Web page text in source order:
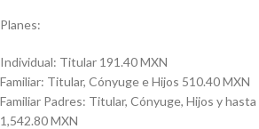
Planes:
Individual: Titular 191.40 MXN
Familiar: Titular, Cónyuge e Hijos 510.40 MXN
Familiar Padres: Titular, Cónyuge, Hijos y
1,542.80 MXN